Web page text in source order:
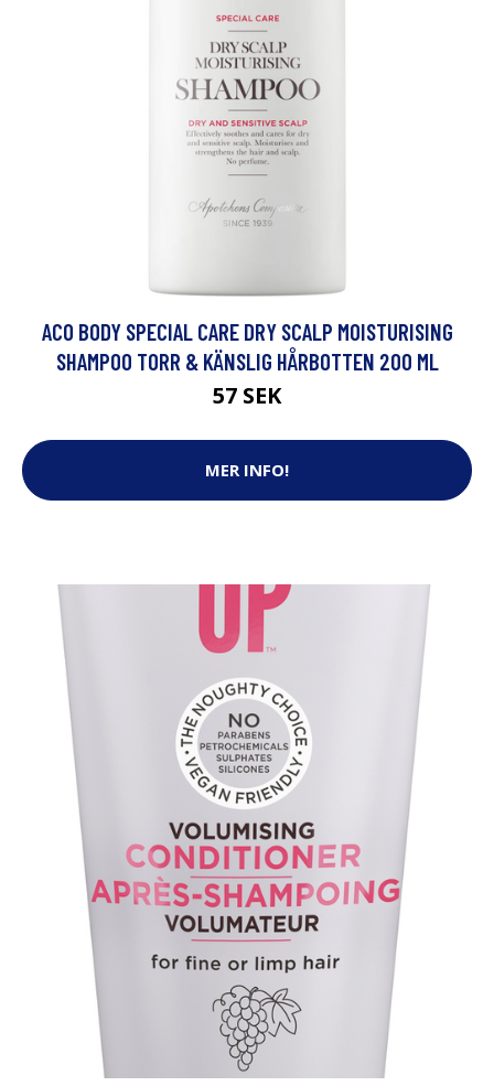
ACO BODY SPECIAL CARE DRY SCALP MOISTURISING
SHAMPOO TORR & KÄNSLIG HÅRBOTTEN 200 ML
57 SEK
MER INFO!